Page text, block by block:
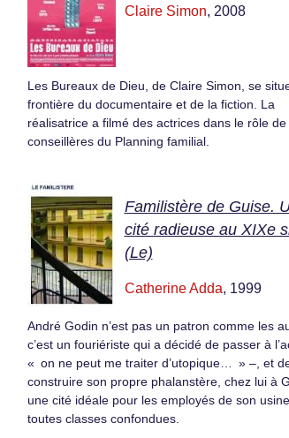
Claire Simon, 2008
Les Bureaux de Dieu, de Claire Simon, se
frontière du documentaire et de la fiction. La
réalisatrice a filmé des actrices dans le rôle de
conseillères du Planning familial.
Familistère de Guise.
cité radieuse au XIXe
(Le)
Catherine Adda, 1999
André Godin n’est pas un patron comme les
c’est un fouriériste qui a décidé de passer à
« on ne peut me traiter d’utopique… » –, et
construire son propre phalanstère, chez lui à
une cité idéale pour les employés de son usine,
toutes classes confondues.